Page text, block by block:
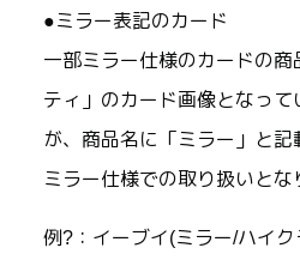
●ミラー表記のカード
一部ミラー仕様のカードの商
ティ」のカード画像となっ
が、商品名に「ミラー」と
ミラー仕様での取り扱いとな
例?：イーブイ(ミラー/ハイク